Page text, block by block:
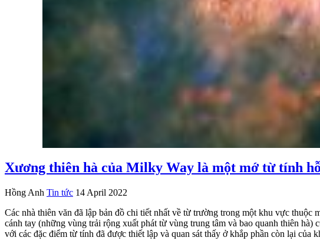
Xương thiên hà của Milky Way là một mớ từ tính
Hồng Anh Tin tức 14 April 2022
Các nhà thiên văn đã lập bản đồ chi tiết nhất về từ trường trong một khu vực
cánh tay (những vùng trải rộng xuất phát từ vùng trung tâm và bao quanh thiên
với các đặc điểm từ tính đã được thiết lập và quan sát thấy ở khắp phần còn lại của